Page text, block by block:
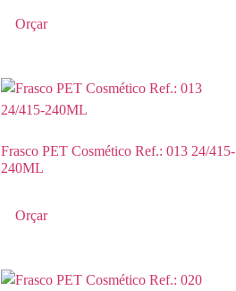
Orçar
Frasco PET Cosmético Ref.: 013 24/415-
240ML
Orçar